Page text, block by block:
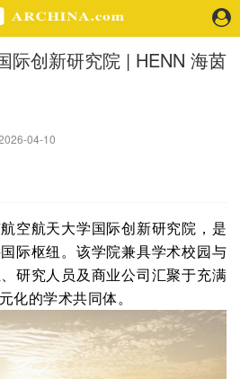
际创新研究院 | HENN 海茵
04-10
空航天大学国际创新研究院，是
际枢纽。该学院兼具学术校园与
研究人员及商业公司汇聚于充满
化的学术共同体。